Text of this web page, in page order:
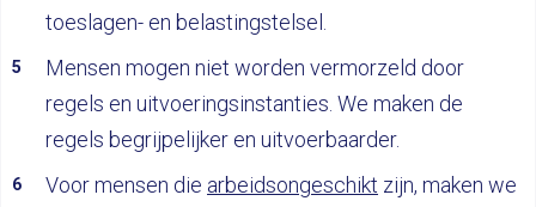
toeslagen- en belastingstelsel.
Mensen mogen niet worden vermorzeld door
regels en uitvoeringsinstanties. We maken de
regels begrijpelijker en uitvoerbaarder.
Voor mensen die arbeidsongeschikt zijn, maken we